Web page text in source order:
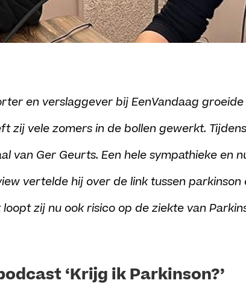
en verslaggever bij EenVandaag groeide
zij vele zomers in de bollen gewerkt.
van Ger Geurts. Een hele sympathieke en
vertelde hij over de link tussen
zij nu ook risico op de ziekte van
‘Krijg ik Parkinson?’